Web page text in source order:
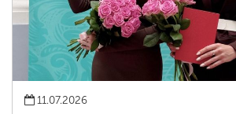
11.07.2026